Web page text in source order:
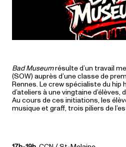
Bad Museumrésulte d’un travail
(SOW) auprès d’une classe de
Rennes. Le crew spécialiste du
d’ateliers à une vingtaine d’élèves,
Au cours de ces initiations, les
musique et graff, trois piliers de